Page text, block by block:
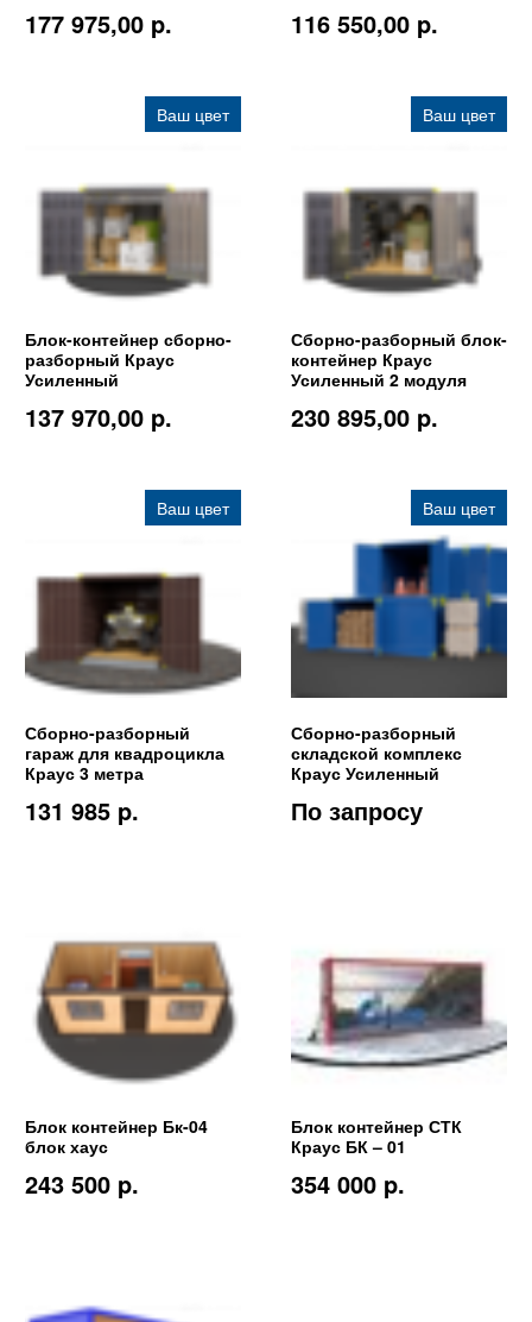
177 975,00 p. 116 550,00 p.
Ваш цвет
Блок-контейнер сборно-
разборный Краус
Усиленный
137 970,00 p.
Ваш цвет
Сборно-разборный блок-
контейнер Краус
Усиленный 2 модуля
230 895,00 p.
Ваш цвет
Сборно-разборный
гараж для квадроцикла
Краус 3 метра
131 985 p.
Ваш цвет
Сборно-разборный
складской комплекс
Краус Усиленный
По запросу
Блок контейнер Бк-04
блок хаус
243 500 p.
Блок контейнер СТК
Краус БК – 01
354 000 p.